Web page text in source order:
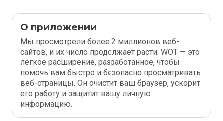
О приложении
Мы просмотрели более 2 миллионов веб-
сайтов, и их число продолжает расти. WOT — это
легкое расширение, разработанное, чтобы
помочь вам быстро и безопасно просматривать
веб-страницы. Он очистит ваш браузер, ускорит
его работу и защитит вашу личную
информацию.